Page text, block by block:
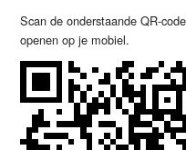
Scan de onderstaande QR-
openen op je mobiel.